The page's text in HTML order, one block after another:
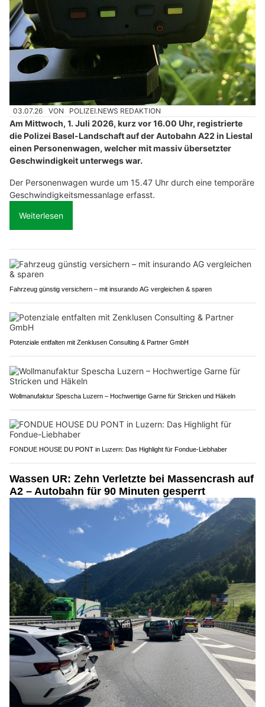
03.07.26 VON POLIZEI.NEWS REDAKTION
Am Mittwoch, 1. Juli 2026, kurz vor 16.00 Uhr, registrierte
die Polizei Basel-Landschaft auf der Autobahn A22 in Liestal
einen Personenwagen, welcher mit massiv übersetzter
Geschwindigkeit unterwegs war.
Der Personenwagen wurde um 15.47 Uhr durch eine temporäre
Geschwindigkeitsmessanlage erfasst.
Weiterlesen
Fahrzeug günstig versichern – mit insurando AG vergleichen & sparen
Potenziale entfalten mit Zenklusen Consulting & Partner GmbH
Wollmanufaktur Spescha Luzern – Hochwertige Garne für Stricken und Häkeln
FONDUE HOUSE DU PONT in Luzern: Das Highlight für Fondue-Liebhaber
Wassen UR: Zehn Verletzte bei Massencrash auf
A2 – Autobahn für 90 Minuten gesperrt